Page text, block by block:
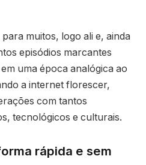
muitos, logo ali e, ainda
episódios marcantes
uma época analógica ao
a internet florescer,
com tantos
tecnológicos e culturais.
rápida e sem